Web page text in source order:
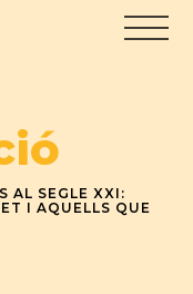
AL SEGLE XXI:
I AQUELLS QUE